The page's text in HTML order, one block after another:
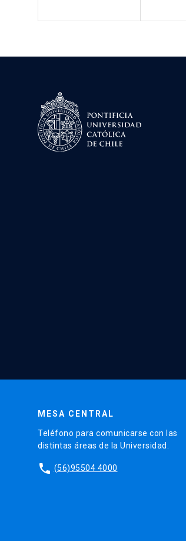
MESA CENTRAL
Teléfono para comunicarse con las
distintas áreas de la Universidad.
phone (56)95504 4000